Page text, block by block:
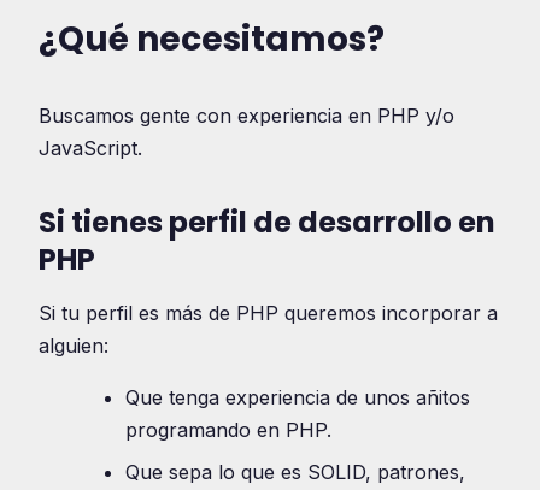
¿Qué necesitamos?
Buscamos gente con experiencia en PHP y/o
JavaScript.
Si tienes perfil de desarrollo en
PHP
Si tu perfil es más de PHP queremos incorporar a
alguien:
Que tenga experiencia de unos añitos
programando en PHP.
Que sepa lo que es SOLID, patrones,